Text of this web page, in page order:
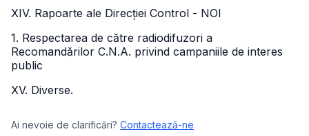
XIV. Rapoarte ale Direcției Control - NOI
1. Respectarea de către radiodifuzori a
Recomandărilor C.N.A. privind campaniile de interes
public
XV. Diverse.
Ai nevoie de clarificări? Contactează-ne